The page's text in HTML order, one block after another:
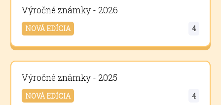
Výročné známky - 2026
NOVÁ EDÍCIA 4
Výročné známky - 2025
NOVÁ EDÍCIA 4